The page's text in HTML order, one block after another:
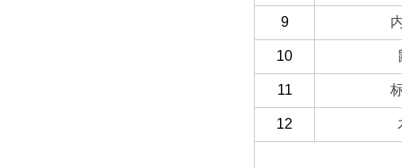
9
10
11
12